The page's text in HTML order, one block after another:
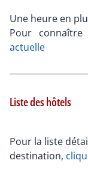
Une heure en
Pour
actuelle
Liste des hôtels
Pour la liste
destination,